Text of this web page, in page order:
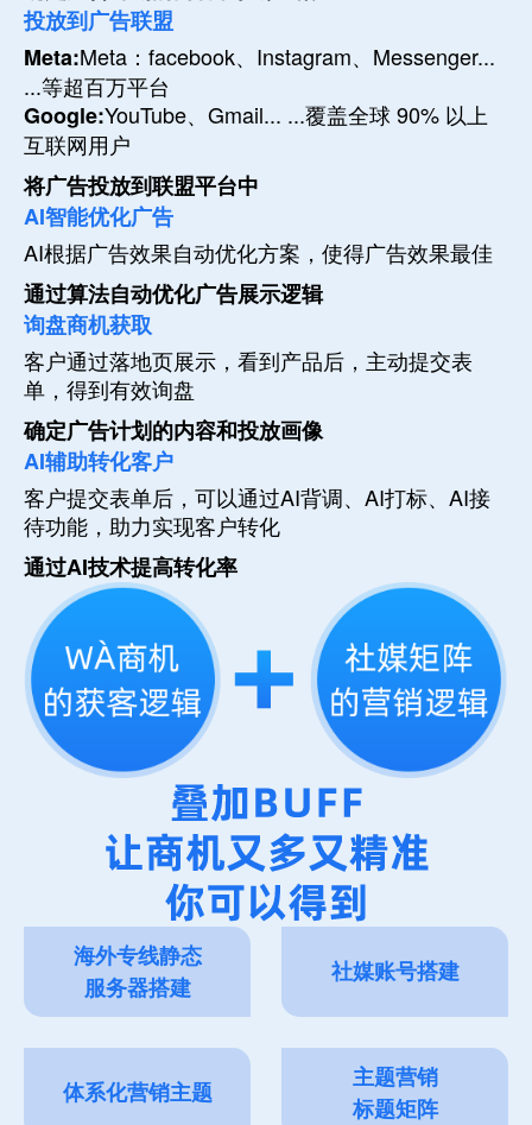
投放到广告联盟
Meta:Meta：facebook、Instagram、Messenger...
...等超百万平台
Google:YouTube、Gmail... ...覆盖全球 90% 以上
互联网用户
将广告投放到联盟平台中
AI智能优化广告
AI根据广告效果自动优化方案，使得广告效果最佳
通过算法自动优化广告展示逻辑
询盘商机获取
客户通过落地页展示，看到产品后，主动提交表
单，得到有效询盘
确定广告计划的内容和投放画像
AI辅助转化客户
客户提交表单后，可以通过AI背调、AI打标、AI接
待功能，助力实现客户转化
通过AI技术提高转化率
海外专线静态
服务器搭建
社媒账号搭建
体系化营销主题
主题营销
标题矩阵